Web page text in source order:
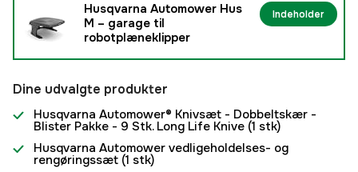
Husqvarna Automower Hus
M – garage til
robotplæneklipper
Indeholder
Dine udvalgte produkter
Husqvarna Automower® Knivsæt - Dobbeltskær -
Blister Pakke - 9 Stk. Long Life Knive (1 stk)
Husqvarna Automower vedligeholdelses- og
rengøringssæt (1 stk)